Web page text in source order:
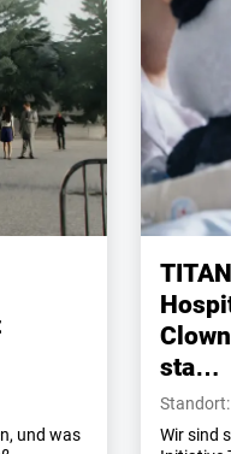
und was
sta…
Wir sind